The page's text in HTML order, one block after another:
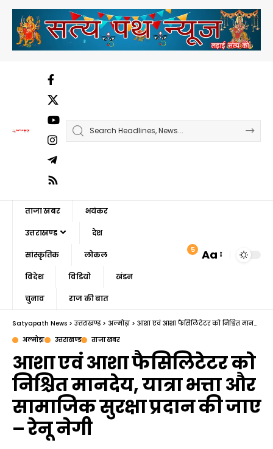
ताजा खबर भयंकर
उत्तराखण्ड देश
सांस्कृतिक लोकल
विदेश विडियो खंडन
चुनाव राज की बात
5 Aa
Satyapath News >उत्तराखण्ड> अल्मोड़ा> आशा एवं आशा फैसिलिटेटर को निश्चित मानदेय, यात्रा भत्ता और सामाजिक सुरक्षा प्रदान की जाए – रेनू नेगी
अल्मोड़ा
उत्तराखण्ड ताजा खबर
आशा एवं आशा फैसिलिटेटर को
निश्चित मानदेय, यात्रा भत्ता और
सामाजिक सुरक्षा प्रदान की जाए
– रेनू नेगी